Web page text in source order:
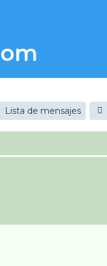
Lista de mensajes